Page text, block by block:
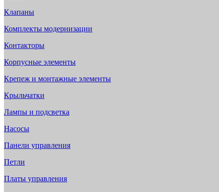
Клапаны
Комплекты модернизации
Контакторы
Корпусные элементы
Крепеж и монтажные элементы
Крыльчатки
Лампы и подсветка
Насосы
Панели управления
Петли
Платы управления